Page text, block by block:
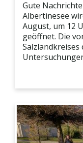
Gute
Albertinesee
August, um 12
geöffnet. Die